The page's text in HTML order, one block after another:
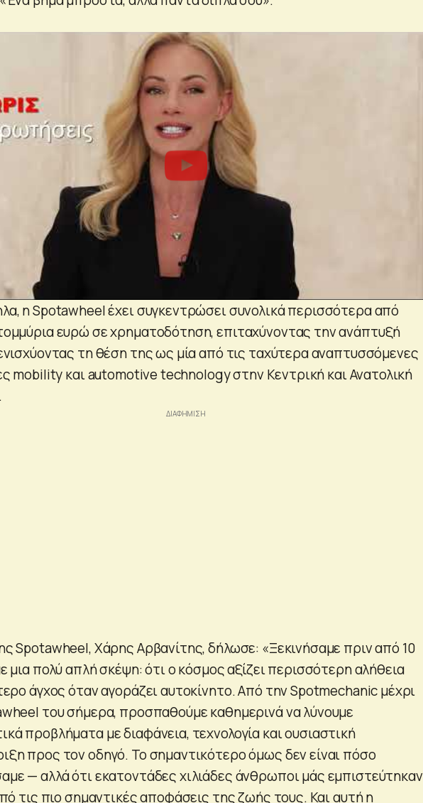
η Spotawheel έχει συγκεντρώσει συνολικά περισσότερα από
ευρώ σε χρηματοδότηση, επιταχύνοντας την ανάπτυξή
τη θέση της ως μία από τις ταχύτερα αναπτυσσόμενες
mobility και automotive technology στην Κεντρική και Ανατολική
Spotawheel, Χάρης Αρβανίτης, δήλωσε: «Ξεκινήσαμε πριν από 10
μια πολύ απλή σκέψη: ότι ο κόσμος αξίζει περισσότερη αλήθεια
άγχος όταν αγοράζει αυτοκίνητο. Από την Spotmechanic μέχρι
του σήμερα, προσπαθούμε καθημερινά να λύνουμε
προβλήματα με διαφάνεια, τεχνολογία και ουσιαστική
προς τον οδηγό. Το σημαντικότερο όμως δεν είναι πόσο
— αλλά ότι εκατοντάδες χιλιάδες άνθρωποι μάς εμπιστεύτηκαν
τις πιο σημαντικές αποφάσεις της ζωής τους. Και αυτή η